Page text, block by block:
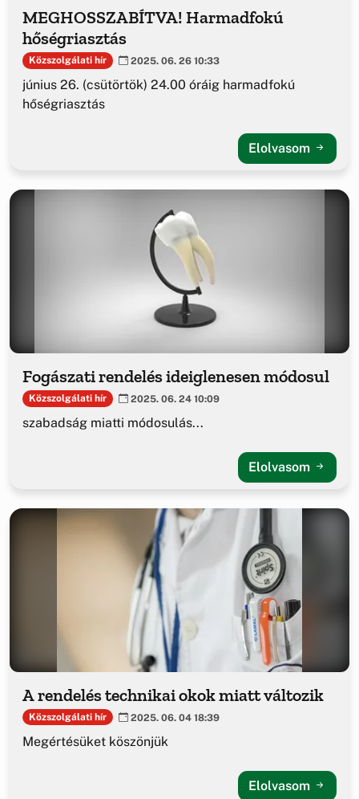
MEGHOSSZABÍTVA! Harmadfokú
hőségriasztás
Közszolgálati hír 2025. 06. 26 10:33
június 26. (csütörtök) 24.00 óráig harmadfokú
hőségriasztás
Elolvasom
Fogászati rendelés ideiglenesen módosul
Közszolgálati hír 2025. 06. 24 10:09
szabadság miatti módosulás...
Elolvasom
A rendelés technikai okok miatt változik
Közszolgálati hír 2025. 06. 04 18:39
Megértésüket köszönjük
Elolvasom